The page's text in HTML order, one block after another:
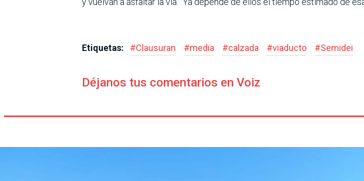
Etiquetas: #Clausuran #media #calzada #viaducto #Semidei
Déjanos tus comentarios en Voiz